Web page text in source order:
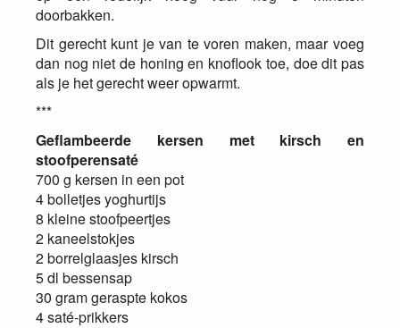
doorbakken.
Dit gerecht kunt je van te voren maken, maar voeg
dan nog niet de honing en knoflook toe, doe dit pas
als je het gerecht weer opwarmt.
***
Geflambeerde kersen met kirsch en
stoofperensaté
700 g kersen in een pot
4 bolletjes yoghurtijs
8 kleine stoofpeertjes
2 kaneelstokjes
2 borrelglaasjes kirsch
5 dl bessensap
30 gram geraspte kokos
4 saté-prikkers